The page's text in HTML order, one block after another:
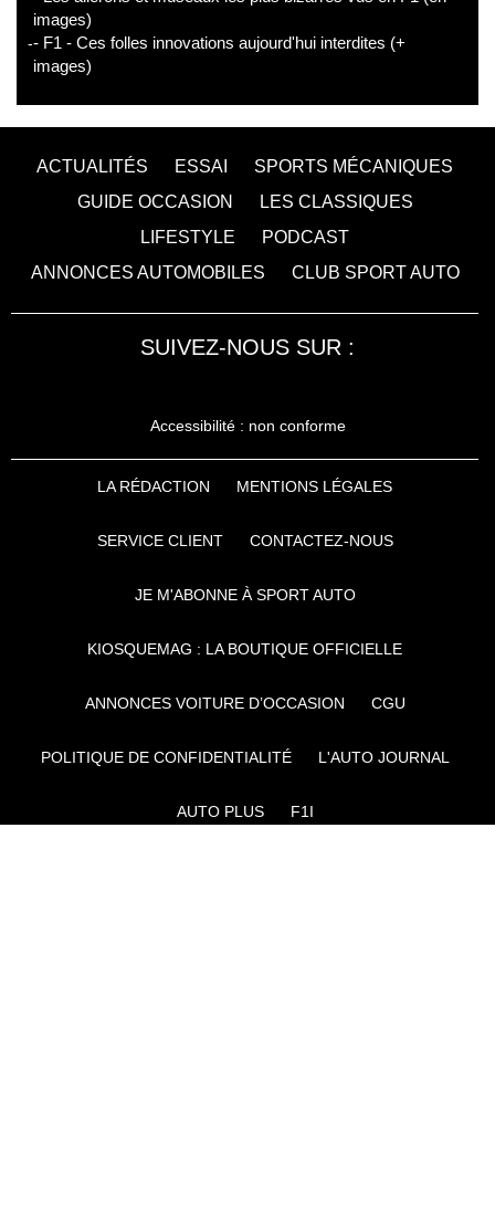
images)
- F1 - Ces folles innovations aujourd'hui interdites (+
images)
ACTUALITÉS ESSAI
SPORTS MÉCANIQUES
GUIDE OCCASION
LES CLASSIQUES
LIFESTYLE
PODCAST
ANNONCES AUTOMOBILES
CLUB SPORT AUTO
SUIVEZ-NOUS SUR :
Accessibilité : non conforme
LA RÉDACTION MENTIONS LÉGALES
SERVICE CLIENT CONTACTEZ-NOUS
JE M'ABONNE À SPORT AUTO
KIOSQUEMAG : LA BOUTIQUE OFFICIELLE
ANNONCES VOITURE D’OCCASION CGU
POLITIQUE DE CONFIDENTIALITÉ L'AUTO JOURNAL
AUTO PLUS F1I